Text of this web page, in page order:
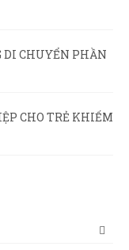
CHUYỂN PHẦN
CHO TRẺ KHIẾM